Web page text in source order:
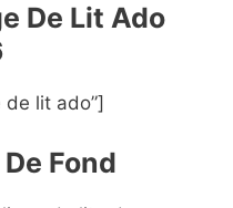
De Lit Ado
lit ado”]
Fond